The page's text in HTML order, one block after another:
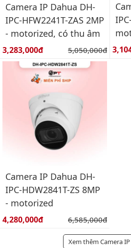
Camera IP Dahua DH-
IPC-HFW2241T-ZAS 2MP
- motorized, có thu âm
Giá bán:
3,283,000đ Giá gốc:
5,050,000đ Giá
Camera IP Dahua DH-
IPC-HDW2841T-ZS 8MP
- motorized
Giá bán:
4,280,000đ Giá gốc:
6,585,000đ
Xem thêm Camera